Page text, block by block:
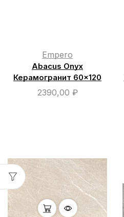
Empero
Abacus Onyx
Керамогранит 60×120
2390,00 ₽